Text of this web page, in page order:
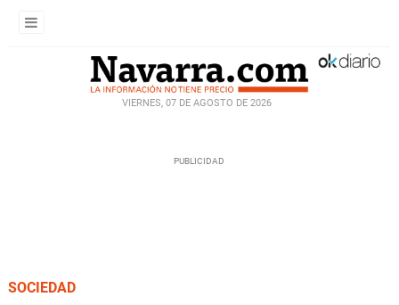
VIERNES, 07 DE AGOSTO DE 2026
SOCIEDAD